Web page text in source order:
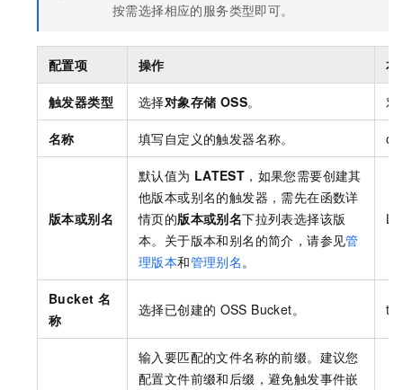
按需选择相应的服务类型即可。
配置项 操作 本
触发器类型 选择对象存储 OSS。 对
名称 填写自定义的触发器名称。
版本或别名
默认值为 LATEST ，如果您需要创建其
他版本或别名的触发器，需先在函数详
情页的版本或别名下拉列表选择该版
本。关于版本和别名的简介，请参见管
理版本和管理别名。
Bucket 名
称
选择已创建的 OSS Bucket。
输入要匹配的文件名称的前缀。建议您
配置文件前缀和后缀，避免触发事件嵌